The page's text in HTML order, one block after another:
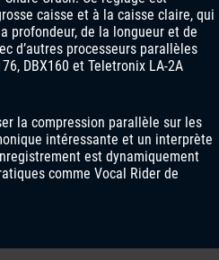
caisse et à la caisse claire, qui
profondeur, de la longueur et de
d’autres processeurs parallèles
DBX160 et Teletronix LA-2A
la compression parallèle sur les
intéressante et un interprète
est dynamiquement
comme Vocal Rider de